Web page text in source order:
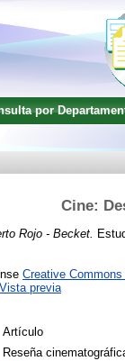
por
Cine:
Rojo - Becket.
Creative
Vista previa
Artículo
Reseña